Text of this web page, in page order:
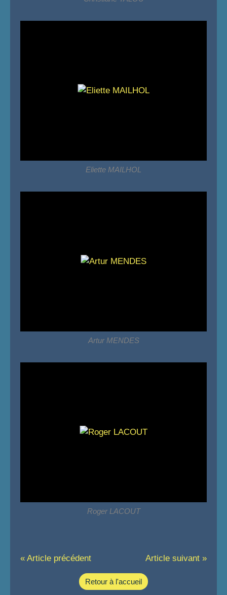
Eliette MAILHOL
Artur MENDES
Roger LACOUT
« Article précédent Article suivant »
Retour à l'accueil